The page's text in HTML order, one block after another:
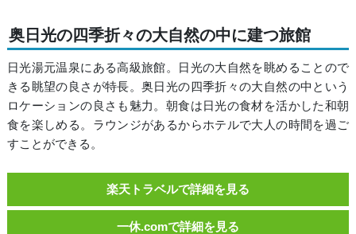
奥日光の四季折々の大自然の中に建つ旅館
日光湯元温泉にある高級旅館。日光の大自然を眺めることので
きる眺望の良さが特長。奥日光の四季折々の大自然の中という
ロケーションの良さも魅力。朝食は日光の食材を活かした和朝
食を楽しめる。ラウンジがあるからホテルで大人の時間を過ご
すことができる。
楽天トラベルで詳細を見る
一休.comで詳細を見る